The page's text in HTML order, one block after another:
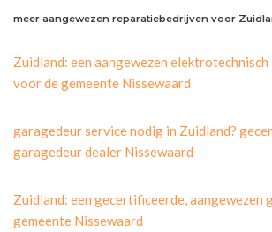
meer aangewezen reparatiebedrijven voor
Zuidland: een aangewezen
voor de gemeente Nissewaard
garagedeur service nodig in Zuidland?
garagedeur dealer Nissewaard
Zuidland: een gecertificeerde, aangewezen
gemeente Nissewaard